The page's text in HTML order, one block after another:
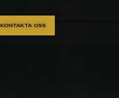
Kontakta oss